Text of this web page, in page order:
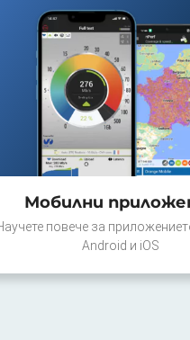
Мобилни
повече за
Android и iOS